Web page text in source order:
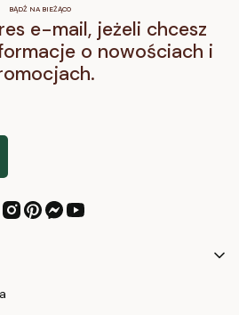
BĄDŹ NA BIEŻĄCO
e-mail, jeżeli chcesz
o nowościach i